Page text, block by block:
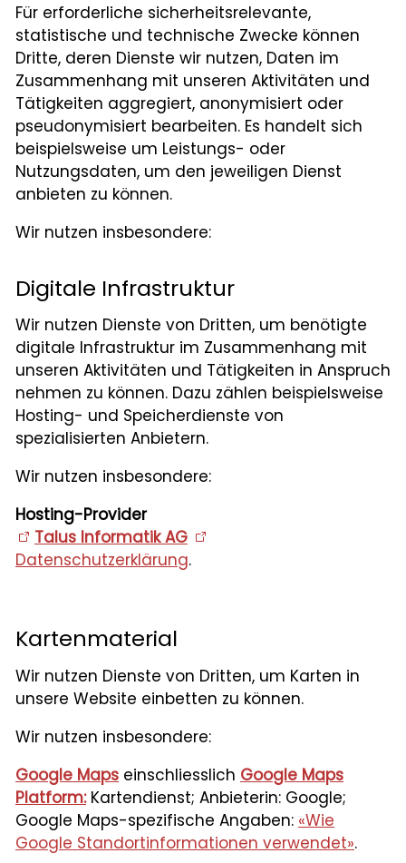
Für erforderliche sicherheitsrelevante,
statistische und technische Zwecke können
Dritte, deren Dienste wir nutzen, Daten im
Zusammenhang mit unseren Aktivitäten und
Tätigkeiten aggregiert, anonymisiert oder
pseudonymisiert bearbeiten. Es handelt sich
beispielsweise um Leistungs- oder
Nutzungsdaten, um den jeweiligen Dienst
anbieten zu können.
Wir nutzen insbesondere:
Digitale Infrastruktur
Wir nutzen Dienste von Dritten, um benötigte
digitale Infrastruktur im Zusammenhang mit
unseren Aktivitäten und Tätigkeiten in Anspruch
nehmen zu können. Dazu zählen beispielsweise
Hosting- und Speicherdienste von
spezialisierten Anbietern.
Wir nutzen insbesondere:
Hosting-Provider
Talus Informatik AG
Datenschutzerklärung.
Kartenmaterial
Wir nutzen Dienste von Dritten, um Karten in
unsere Website einbetten zu können.
Wir nutzen insbesondere:
Google Maps einschliesslich Google Maps
Platform:Kartendienst; Anbieterin: Google;
Google Maps-spezifische Angaben: «Wie
Google Standortinformationen verwendet».